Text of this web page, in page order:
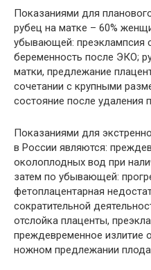
Показаниями для
рубец на матке – 60%
убывающей: преэклампсия
беременность после ЭКО;
матки, предлежание
сочетании с крупными
состояние после удаления
Показаниями для
в России являются:
околоплодных вод при
затем по убывающей:
фетоплацентарная
сократительной
отслойка плаценты,
преждевременное излитие
ножном предлежании